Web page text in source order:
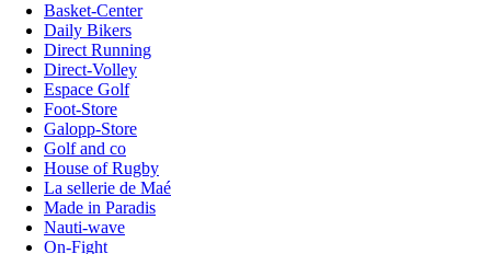
Basket-Center
Daily Bikers
Direct Running
Direct-Volley
Espace Golf
Foot-Store
Galopp-Store
Golf and co
House of Rugby
La sellerie de Maé
Made in Paradis
Nauti-wave
On-Fight